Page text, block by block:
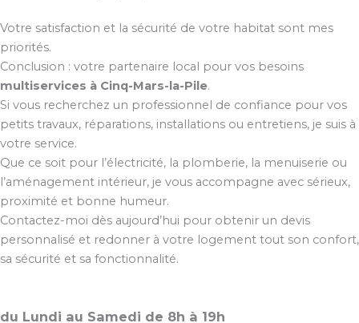
Votre satisfaction et la sécurité de votre habitat sont mes
priorités.
Conclusion : votre partenaire local pour vos besoins
multiservices à Cinq-Mars-la-Pile.
Si vous recherchez un professionnel de confiance pour vos
petits travaux, réparations, installations ou entretiens, je suis à
votre service.
Que ce soit pour l’électricité, la plomberie, la menuiserie ou
l’aménagement intérieur, je vous accompagne avec sérieux,
proximité et bonne humeur.
Contactez-moi dès aujourd’hui pour obtenir un devis
personnalisé et redonner à votre logement tout son confort,
sa sécurité et sa fonctionnalité.
du Lundi au Samedi de 8h à 19h